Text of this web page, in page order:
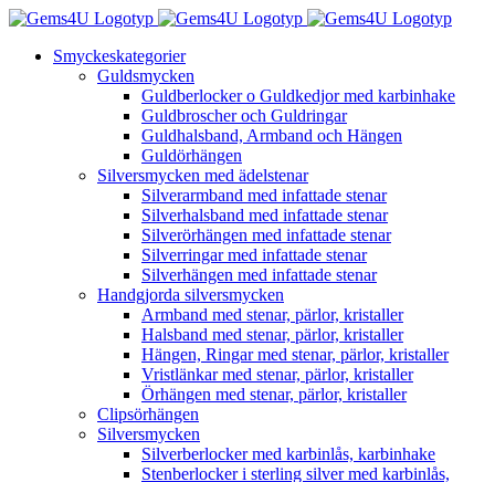
Fortsätt
innehålletSmyckeskategorier
Guldsmycken
Guldberlocker o Guldkedjor med karbinhake
Guldbroscher och Guldringar
Guldhalsband, Armband och Hängen
Guldörhängen
Silversmycken med ädelstenar
Silverarmband med infattade stenar
Silverhalsband med infattade stenar
Silverörhängen med infattade stenar
Silverringar med infattade stenar
Silverhängen med infattade stenar
Handgjorda silversmycken
Armband med stenar, pärlor, kristaller
Halsband med stenar, pärlor, kristaller
Hängen, Ringar med stenar, pärlor, kristaller
Vristlänkar med stenar, pärlor, kristaller
Örhängen med stenar, pärlor, kristaller
Clipsörhängen
Silversmycken
Silverberlocker med karbinlås, karbinhake
Stenberlocker i sterling silver med karbinlås,